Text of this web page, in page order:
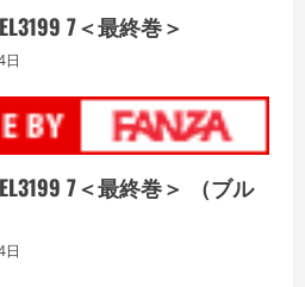
7＜最終巻＞
日
7＜最終巻＞ （ブル
日